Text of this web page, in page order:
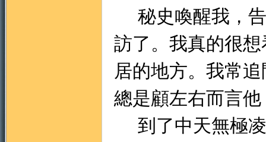
秘史喚醒我，告
訪了。我真的很
居的地方。我常
總是顧左右而言
到了中天無極凌